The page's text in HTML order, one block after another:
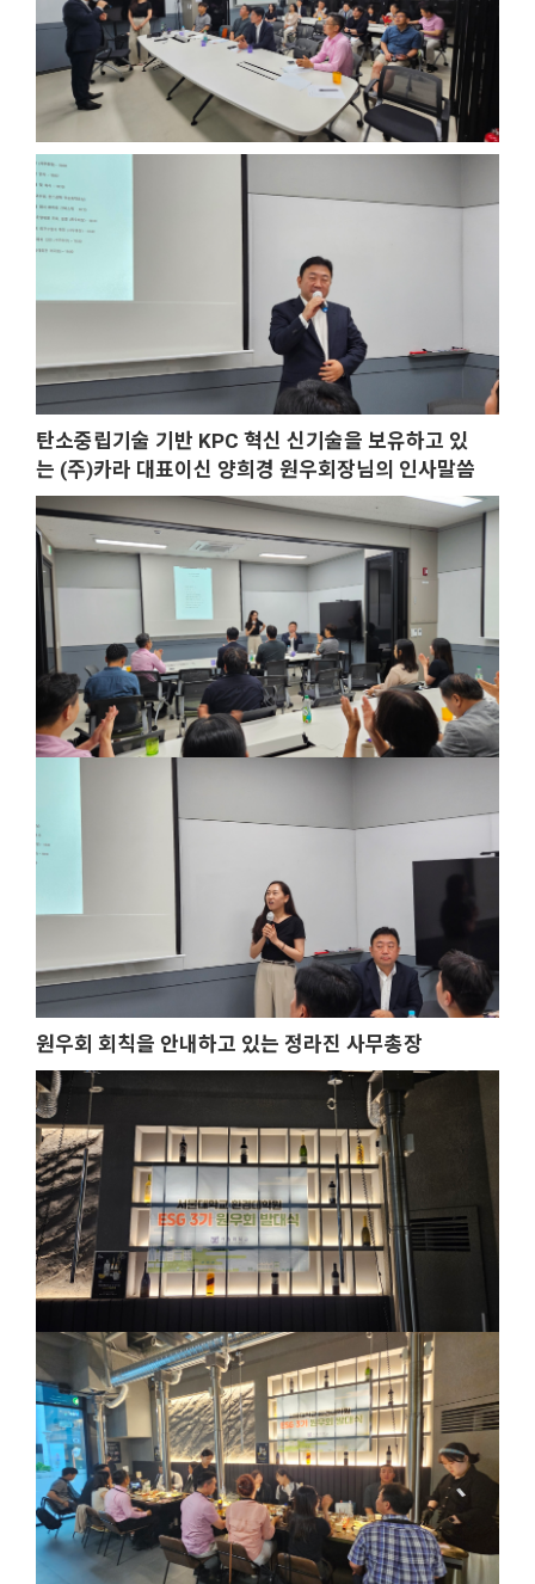
탄소중립기술 기반 KPC 혁신 신기술을 보유하고 있
는 (주)카라 대표이신 양희경 원우회장님의 인사말씀
원우회 회칙을 안내하고 있는 정라진 사무총장